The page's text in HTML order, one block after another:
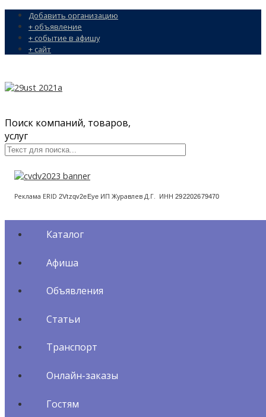
Добавить организацию
+ объявление
+ событие в афишу
+ сайт
Поиск компаний, товаров,
услуг
Реклама ERID 2Vtzqv2eEye ИП Журавлев Д.Г. ИНН292202679470
Каталог
Афиша
Объявления
Статьи
Транспорт
Онлайн-заказы
Гостям